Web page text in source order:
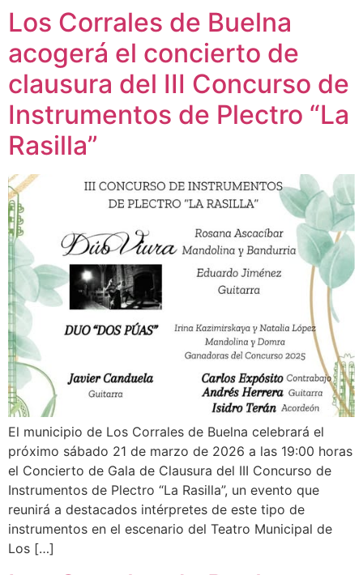
Los Corrales de Buelna
acogerá el concierto de
clausura del III Concurso de
Instrumentos de Plectro “La
Rasilla”
El municipio de Los Corrales de Buelna celebrará el
próximo sábado 21 de marzo de 2026 a las 19:00 horas
el Concierto de Gala de Clausura del III Concurso de
Instrumentos de Plectro “La Rasilla”, un evento que
reunirá a destacados intérpretes de este tipo de
instrumentos en el escenario del Teatro Municipal de
Los […]